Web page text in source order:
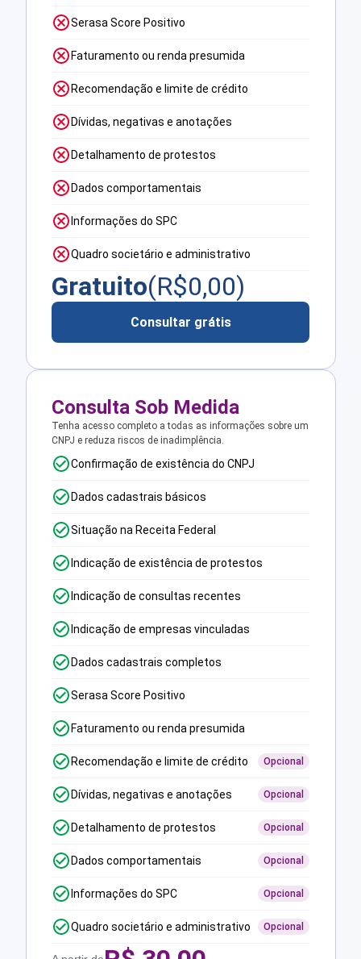
Serasa Score Positivo
Faturamento ou renda presumida
Recomendação e limite de crédito
Dívidas, negativas e anotações
Detalhamento de protestos
Dados comportamentais
Informações do SPC
Quadro societário e administrativo
Gratuito(R$0,00)
Consultar grátis
Consulta Sob Medida
Tenha acesso completo a todas as informações sobre um
CNPJ e reduza riscos de inadimplência.
Confirmação de existência do CNPJ
Dados cadastrais básicos
Situação na Receita Federal
Indicação de existência de protestos
Indicação de consultas recentes
Indicação de empresas vinculadas
Dados cadastrais completos
Serasa Score Positivo
Faturamento ou renda presumida
Recomendação e limite de crédito Opcional
Dívidas, negativas e anotações Opcional
Detalhamento de protestos Opcional
Dados comportamentais Opcional
Informações do SPC Opcional
Quadro societário e administrativo Opcional